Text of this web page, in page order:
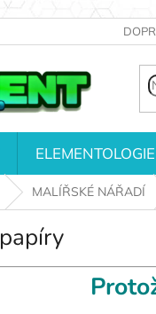
ELEMENTOLOGIE
MALÍŘSKÉ NÁŘADÍ